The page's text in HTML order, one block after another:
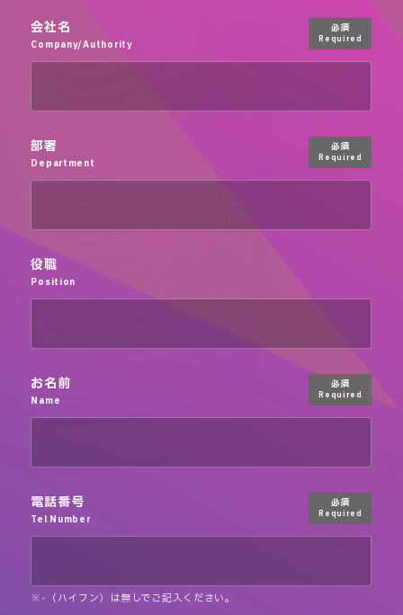
会社名
Company/Authority
必須
Required
部署
Department
必須
Required
役職
Position
お名前
Name
必須
Required
電話番号
Tel Number
必須
Required
※-（ハイフン）は無しでご記入ください。